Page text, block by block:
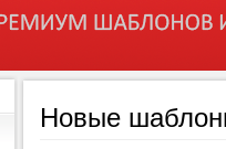
Новые